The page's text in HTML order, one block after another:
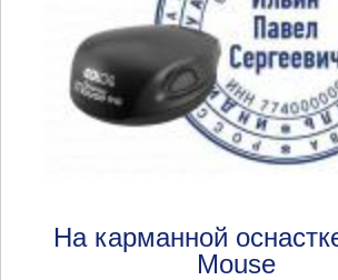
На карманной
Mouse